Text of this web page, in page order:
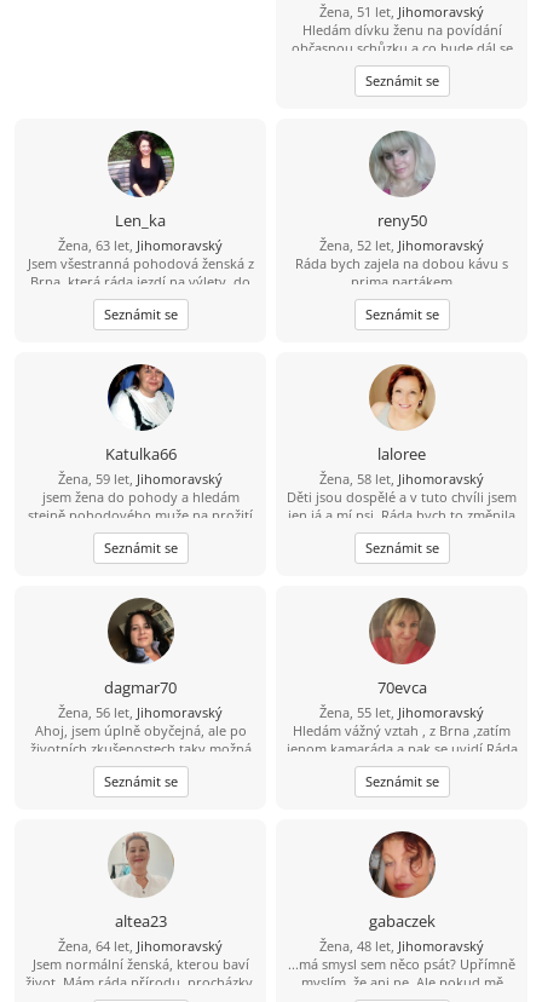
Žena, 51 let, Jihomoravský
Hledám dívku ženu na povídání
občasnou schůzku a co bude dál se
uvidí
Seznámit se
Len_ka
Žena, 63 let, Jihomoravský
Jsem všestranná pohodová ženská z
Brna, která ráda jezdí na výlety, do
divadla, na lyže, k moři. Mám už
odrostlé děti, a tak hledám chytrýho
chlapa se smyslem pro humor, který
trávit volný čas.
Seznámit se
reny50
Žena, 52 let, Jihomoravský
Ráda bych zajela na dobou kávu s
prima partákem
Seznámit se
Katulka66
Žena, 59 let, Jihomoravský
jsem žena do pohody a hledám
stejně pohodového muže na prožití
společných chvil v životě.
Seznámit se
laloree
Žena, 58 let, Jihomoravský
Děti jsou dospělé a v tuto chvíli jsem
jen já a mí psi. Ráda bych to změnila
- doufám, že najdu někoho, kdo
bude mít rád mne i moje chlupáče.
Zahrada je mojí chloubou, ale už na
jednoho. Odpočívat na terase u grilu
nebo s knížkou, vycházky se psy..
Přidáš se? :)
Seznámit se
dagmar70
Žena, 56 let, Jihomoravský
Ahoj, jsem úplně obyčejná, ale po
životních zkušenostech taky možná
náročná. Ráda bych skrze přátelství
poznala muže pro život, který je
upřímný, má své hodnoty ujasněné
Seznámit se
70evca
Žena, 55 let, Jihomoravský
Hledám vážný vztah , z Brna ,zatím
jenom kamaráda a pak se uvidí.Ráda
chodím na vycházky. výlety mám
ráda přírodu, někdy zajdu na
kávičku a do kina.
Seznámit se
altea23
Žena, 64 let, Jihomoravský
Jsem normální ženská, kterou baví
život. Mám ráda přírodu, procházky,
gabaczek
Žena, 48 let, Jihomoravský
...má smysl sem něco psát? Upřímně
myslím, že ani ne. Ale pokud mě